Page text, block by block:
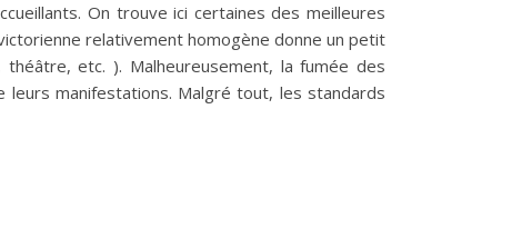
On trouve ici certaines des meilleures
relativement homogène donne un petit
etc. ). Malheureusement, la fumée des
manifestations. Malgré tout, les standards